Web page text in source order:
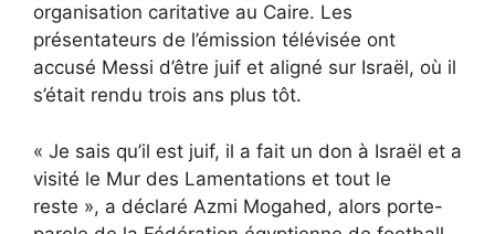
organisation caritative au Caire. Les
présentateurs de l’émission télévisée ont
accusé Messi d’être juif et aligné sur Israël, où il
s’était rendu trois ans plus tôt.
« Je sais qu’il est juif, il a fait un don à Israël et a
visité le Mur des Lamentations et tout le
reste », a déclaré Azmi Mogahed, alors porte-